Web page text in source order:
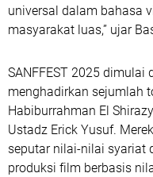
universal dalam bahasa
masyarakat luas,” ujar
SANFFEST 2025 dimulai
menghadirkan sejumlah
Habiburrahman El
Ustadz Erick Yusuf.
seputar nilai-nilai syariat
produksi film berbasis